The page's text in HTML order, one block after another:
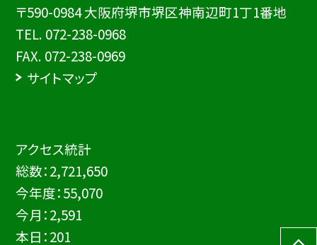
〒590-0984 大阪府堺市堺区神南辺町1丁1番地
TEL. 072-238-0968
FAX. 072-238-0969
サイトマップ
アクセス統計
総数：2,721,650
今年度：55,070
今月：2,591
本日：201